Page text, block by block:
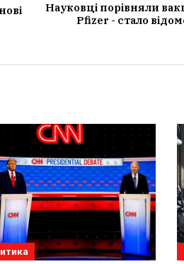
Науковці порівняли
Pfizer - стало